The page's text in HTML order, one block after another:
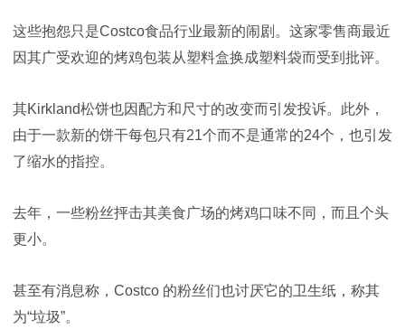
这些抱怨只是Costco食品行业最新的闹剧。这家零售商最近
因其广受欢迎的烤鸡包装从塑料盒换成塑料袋而受到批评。
其Kirkland松饼也因配方和尺寸的改变而引发投诉。此外，
由于一款新的饼干每包只有21个而不是通常的24个，也引发
了缩水的指控。
去年，一些粉丝抨击其美食广场的烤鸡口味不同，而且个头
更小。
甚至有消息称，Costco 的粉丝们也讨厌它的卫生纸，称其
为“垃圾”。